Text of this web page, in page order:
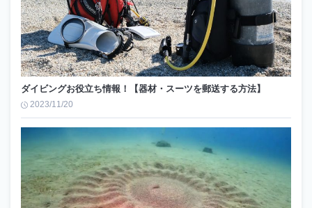
ダイビングお役立ち情報！【器材・スーツを郵送する方法】
2023/11/20